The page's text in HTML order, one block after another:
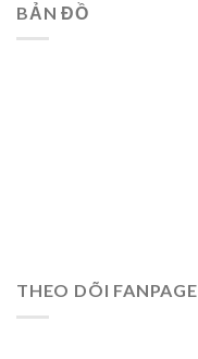
BẢN ĐỒ
THEO DÕI FANPAGE